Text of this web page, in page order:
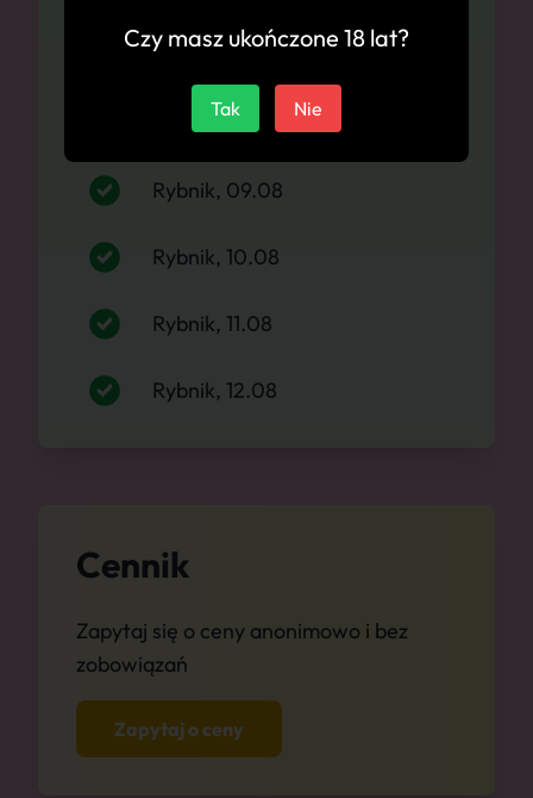
Rybnik, 07.08
Rybnik, 08.08
Rybnik, 09.08
Rybnik, 10.08
Rybnik, 11.08
Rybnik, 12.08
Cennik
Zapytaj się o ceny anonimowo i bez
zobowiązań
Zapytaj o ceny
Czy masz ukończone 18 lat?
Tak Nie